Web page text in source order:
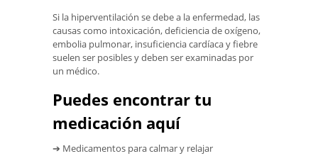
Si la hiperventilación se debe a la enfermedad, las
causas como intoxicación, deficiencia de oxígeno,
embolia pulmonar, insuficiencia cardíaca y fiebre
suelen ser posibles y deben ser examinadas por
un médico.
Puedes encontrar tu
medicación aquí
➔ Medicamentos para calmar y relajar